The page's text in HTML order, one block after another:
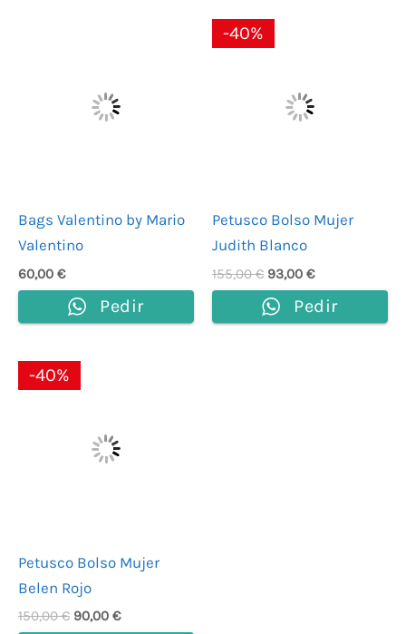
Bags Valentino by Mario
Valentino
60,00 €
Pedir
-40%
Petusco Bolso Mujer
Judith Blanco
155,00€
155,00 €.
93,00 €
Pedir
-40%
Petusco Bolso Mujer
Belen Rojo
150,00€
150,00 €.
90,00 €